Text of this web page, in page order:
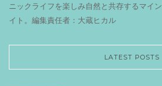
ニックライフを楽しみ自然と共存するマイ
イト。編集責任者：大蔵ヒカル
LATEST POSTS